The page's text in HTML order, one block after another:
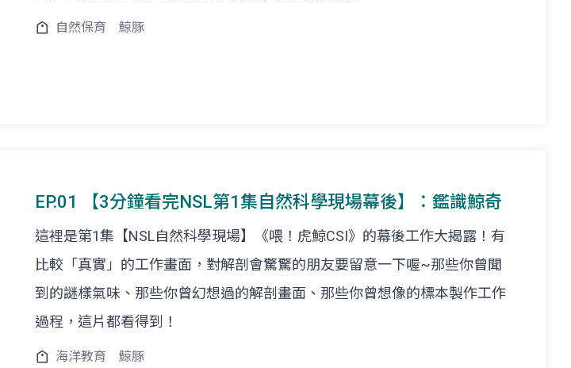
自然保育 鯨豚
EP.01 【3分鐘看完NSL第1集自然科學現場幕後】：鑑識鯨奇
這裡是第1集【NSL自然科學現場】《喂！虎鯨CSI》的幕後工作大揭露！有
比較「真實」的工作畫面，對解剖會驚驚的朋友要留意一下喔~那些你曾聞
到的謎樣氣味、那些你曾幻想過的解剖畫面、那些你曾想像的標本製作工作
過程，這片都看得到！
海洋教育 鯨豚